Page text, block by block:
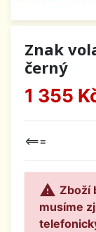
Znak
černý
1 355
<===
 Zboží
musíme